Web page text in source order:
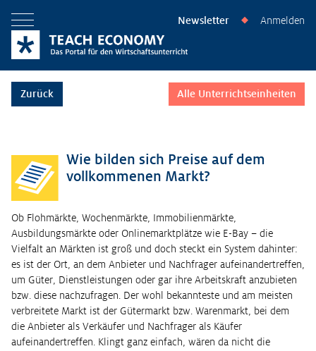
Menü öffnen Newsletter ◆ Anmelden
Zurück Alle Unterrichtseinheiten
Wie bilden sich Preise auf dem
vollkommenen Markt?
Ob Flohmärkte, Wochenmärkte, Immobilienmärkte,
Ausbildungsmärkte oder Onlinemarktplätze wie E-Bay – die
Vielfalt an Märkten ist groß und doch steckt ein System dahinter:
es ist der Ort, an dem Anbieter und Nachfrager aufeinandertreffen,
um Güter, Dienstleistungen oder gar ihre Arbeitskraft anzubieten
bzw. diese nachzufragen. Der wohl bekannteste und am meisten
verbreitete Markt ist der Gütermarkt bzw. Warenmarkt, bei dem
die Anbieter als Verkäufer und Nachfrager als Käufer
aufeinandertreffen. Klingt ganz einfach, wären da nicht die